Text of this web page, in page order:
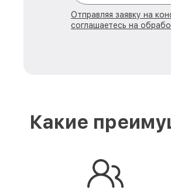
Отправляя заявку на
соглашаетесь на
Какие